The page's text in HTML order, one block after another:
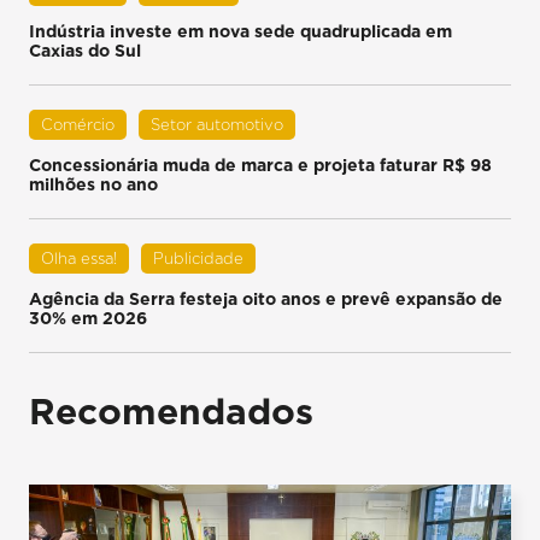
Indústria investe em nova sede quadruplicada em
Caxias do Sul
Comércio Setor automotivo
Concessionária muda de marca e projeta faturar R$ 98
milhões no ano
Olha essa! Publicidade
Agência da Serra festeja oito anos e prevê expansão de
30% em 2026
Recomendados